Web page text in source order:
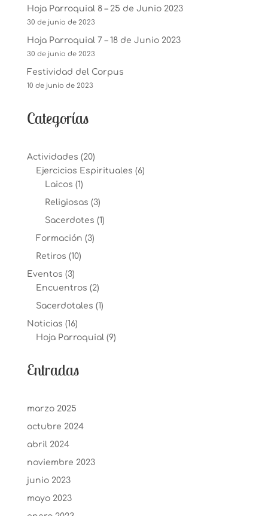
Hoja Parroquial 8 – 25 de Junio 2023
30 de junio de 2023
Hoja Parroquial 7 – 18 de Junio 2023
30 de junio de 2023
Festividad del Corpus
10 de junio de 2023
Categorías
Actividades (20)
Ejercicios Espirituales (6)
Laicos (1)
Religiosas (3)
Sacerdotes (1)
Formación (3)
Retiros (10)
Eventos (3)
Encuentros (2)
Sacerdotales (1)
Noticias (16)
Hoja Parroquial (9)
Entradas
marzo 2025
octubre 2024
abril 2024
noviembre 2023
junio 2023
mayo 2023